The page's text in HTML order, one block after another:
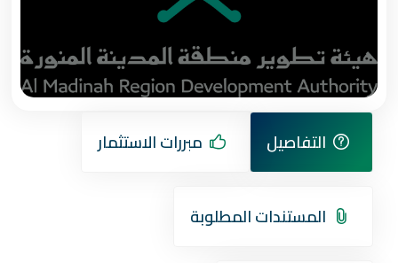
التفاصيل مبررات الاستثمار
المستندات المطلوبة